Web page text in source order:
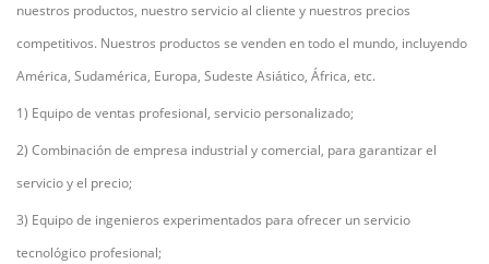
nuestros productos, nuestro servicio al cliente y nuestros precios
competitivos. Nuestros productos se venden en todo el mundo, incluyendo
América, Sudamérica, Europa, Sudeste Asiático, África, etc.
1) Equipo de ventas profesional, servicio personalizado;
2) Combinación de empresa industrial y comercial, para garantizar el
servicio y el precio;
3) Equipo de ingenieros experimentados para ofrecer un servicio
tecnológico profesional;